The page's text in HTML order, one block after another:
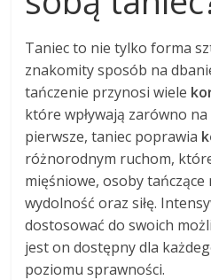
Taniec to nie tylko forma
znakomity sposób na
tańczenie przynosi wiele
które wpływają zarówno na
pierwsze, taniec poprawia
różnorodnym ruchom,
mięśniowe, osoby
wydolność oraz siłę.
dostosować do swoich
jest on dostępny dla
poziomu sprawności.